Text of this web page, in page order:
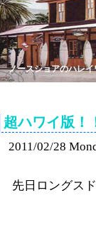
ノースショアのハレ
超ハワイ版！
2011/02/28
先日ロングス